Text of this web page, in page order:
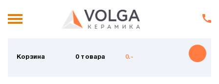
Корзина 0 товара 0.-